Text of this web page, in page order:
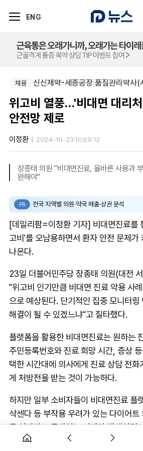
ENG
채용
채용 신신제약-세종공장 품질관리약사
위고비 열풍…'비대면 대리
안전망 제로
이정환 2024-10-23 10:59:12
장종태 의원 "비대면진료, 올바른 사용과
완해야"
PR 전국 지역별 의원·약국 매출·상권 분석
[데일리팜=이정환 기자] 비대면진료를
고비'를 오남용하면서 환자 안전 문제가
나온다.
23일 더불어민주당 장종태 의원(대전
"위고비 인기만큼 비대면 진료 악용 사
으로 예상된다. 단기적인 집중 모니터링
해결이 될 수 있겠느냐"고 질타했다.
플랫폼을 활용한 비대면진료는 원하는
주민등록번호와 진료 희망 시간, 증상
택한 시간대에 의사에게 진료 상담 전화
게 처방전을 받는 것이 가능하다.
하지만 일부 소비자들이 비대면진료 플
삭센다 등 부작용 우려가 있는 다이어
로 처방받고 구매하는 사례가 발생하면
이 치료가 필요하지 않은 사람들에게도